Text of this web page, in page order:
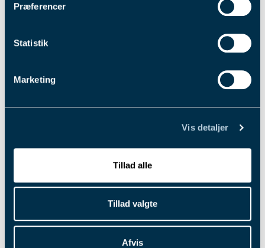
Præferencer
Statistik
Marketing
Vis detaljer
Tillad alle
Tillad valgte
Afvis
Pointberegning til Dansk Trav
Derby 2026
Nedtællingen er for alvor i gang til Dansk Trav Derby, for nu
skal forsøge at få en startplads i kampen om travets blå
bånd. Læs mere her.